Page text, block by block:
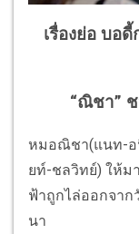
เรื่องย่อ บอ
“ณิชา”
หมอณิชา(แนท-อ
ยท์-ชลวิทย์) ให้ม
ฟ้าถูกไล่ออกจา
นา